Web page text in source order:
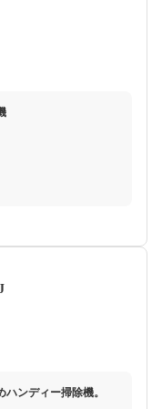
前の掃除機では、畳
口のローラーに髪の
うなのか不安でした
を押せば、スイッチ
が、こちらは、スイ
ハンディタイプなの
ていました。色々調
したが、口コミもよ
があり、評判がとて
。
しましたが、マット
や騒音が隣近所に響い
濯機では一度に洗える
ラム式洗濯機の大容量
替えを検討した。
ンディー掃除機。